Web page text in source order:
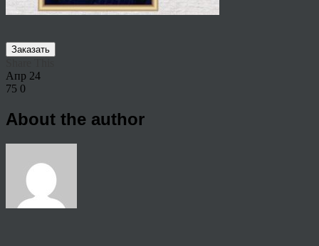
Заказать
Апр 24
75 0
About the author